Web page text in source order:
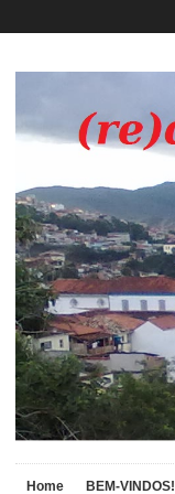
Home BEM-VINDOS!